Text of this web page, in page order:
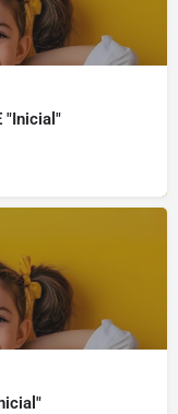
"Inicial"